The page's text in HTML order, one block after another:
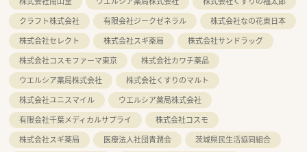
クラフト株式会社
有限会社ジークゼネラル
株式会社なの花東日本
株式会社セレクト
株式会社スギ薬局
株式会社サンドラッグ
株式会社コスモファーマ東京
株式会社カワチ薬品
ウエルシア薬局株式会社
株式会社くすりのマルト
株式会社ユニスマイル
ウエルシア薬局株式会社
有限会社千葉メディカルサプライ
株式会社コスモ
株式会社スギ薬局
医療法人社団青潤会
茨城県民生活協同組合